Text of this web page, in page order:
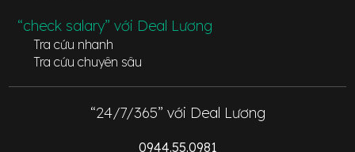
“check salary” với Deal Lương
Tra cứu nhanh
Tra cứu chuyên sâu
“24/7/365” với Deal Lương
0944.55.0981